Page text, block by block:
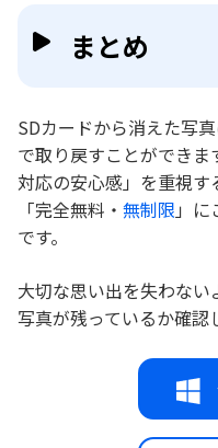
まとめ
SDカードから消えた写
で取り戻すことができ
対応の安心感」を重視す
「完全無料・ 無制限 」
です。
大切な思い出を失わな
写真が残っているか確認